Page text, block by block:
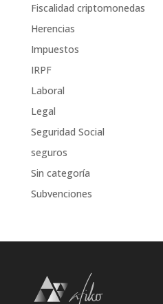
Fiscalidad criptomonedas
Herencias
Impuestos
IRPF
Laboral
Legal
Seguridad Social
seguros
Sin categoría
Subvenciones